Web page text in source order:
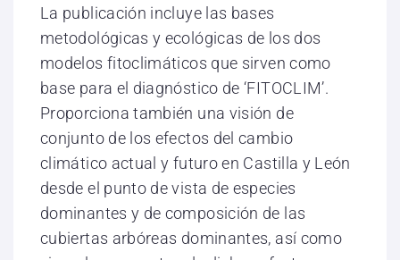
La publicación incluye las bases
metodológicas y ecológicas de los dos
modelos fitoclimáticos que sirven como
base para el diagnóstico de ‘FITOCLIM’.
Proporciona también una visión de
conjunto de los efectos del cambio
climático actual y futuro en Castilla y León
desde el punto de vista de especies
dominantes y de composición de las
cubiertas arbóreas dominantes, así como